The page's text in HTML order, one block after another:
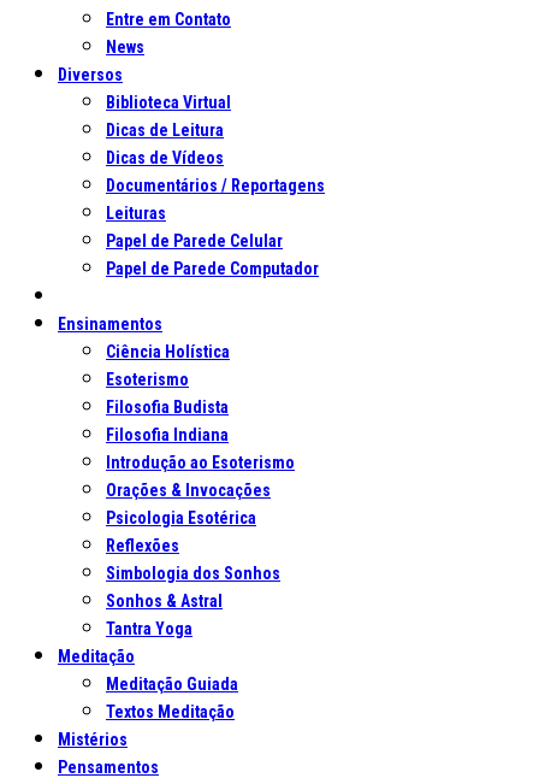
Entre em Contato
News
Diversos
Biblioteca Virtual
Dicas de Leitura
Dicas de Vídeos
Documentários / Reportagens
Leituras
Papel de Parede Celular
Papel de Parede Computador
Ensinamentos
Ciência Holística
Esoterismo
Filosofia Budista
Filosofia Indiana
Introdução ao Esoterismo
Orações & Invocações
Psicologia Esotérica
Reflexões
Simbologia dos Sonhos
Sonhos & Astral
Tantra Yoga
Meditação
Meditação Guiada
Textos Meditação
Mistérios
Pensamentos